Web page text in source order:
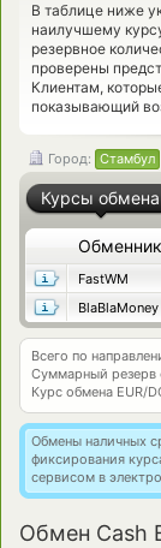
В таблице ниже
наилучшему
резервное
проверены
Клиентам,
показывающий
Город: Стамбул
Курсы обмена
Обменник
FastWM
BlaBlaMoney
Всего по
Суммарный резерв
Курс обмена EUR/
Обмены наличных
фиксирования
сервисом в
Обмен Cash